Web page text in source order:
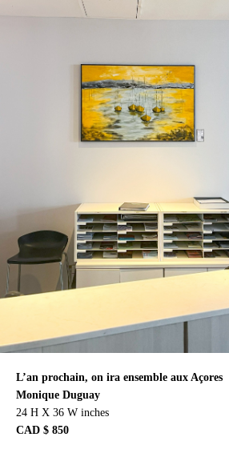
L’an prochain, on ira ensemble aux Açores
Monique Duguay
24 H X 36 W inches
CAD $ 850